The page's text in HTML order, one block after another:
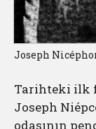
Joseph
Tarihteki ilk
Joseph
odasının